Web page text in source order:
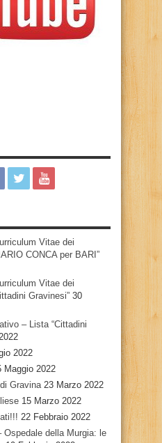
Vitae dei
CONCA per BARI”
Vitae dei
Gravinesi” 30
– Lista “Cittadini
2022
Maggio 2022
Gravina 23 Marzo 2022
15 Marzo 2022
22 Febbraio 2022
Ospedale della Murgia: le